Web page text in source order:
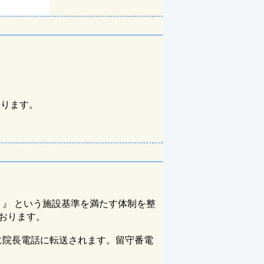
ます。
という施設基準を満たす体制を整
ります。
長電話に転送されます。留守番電